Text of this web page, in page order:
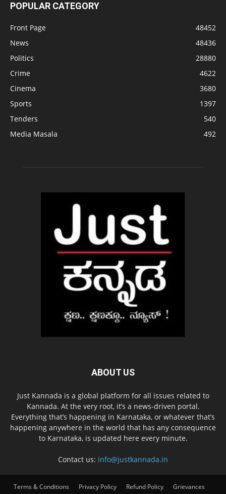
POPULAR CATEGORY
Front Page
48452
News
48436
Politics
28880
Crime
4622
Cinema
3680
Sports
1397
Tenders
540
Media Masala
492
ABOUT US
Just Kannada is a global platform for all issues related to
Kannada. At the very root, it’s a news-driven portal.
Everything that’s happening in Karnataka, or whatever that’s
happening anywhere in the world that has any consequence
to Karnataka, is updated here every minute.
Contact us: info@justkannada.in
Terms & Conditions Privacy Policy Refund Policy
Grievances